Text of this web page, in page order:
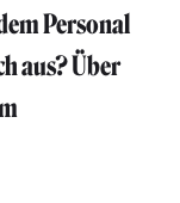
Personal
aus? Über